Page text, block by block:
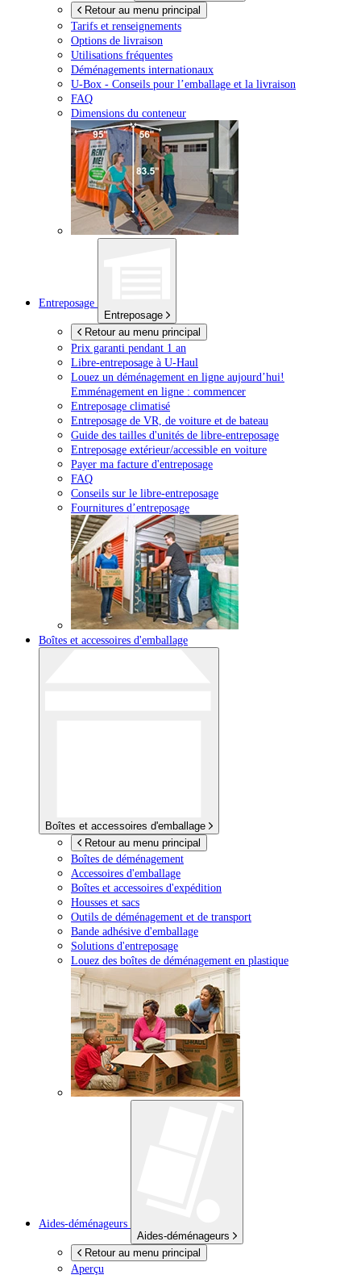
Retour au menu principal
Tarifs et renseignements
Options de livraison
Utilisations fréquentes
Déménagements internationaux
U-Box - Conseils pour l’emballage et la livraison
FAQ
Dimensions du conteneur
Entreposage
Entreposage
Retour au menu principal
Prix garanti pendant 1 an
Libre-entreposage à U-Haul
Louez un déménagement en ligne aujourd’hui!
Emménagement en ligne : commencer
Entreposage climatisé
Entreposage de VR, de voiture et de bateau
Guide des tailles d'unités de libre-entreposage
Entreposage extérieur/accessible en voiture
Payer ma facture d'entreposage
FAQ
Conseils sur le libre-entreposage
Fournitures d’entreposage
Boîtes et accessoires d'emballage
Boîtes et accessoires d'emballage
Retour au menu principal
Boîtes de déménagement
Accessoires d'emballage
Boîtes et accessoires d'expédition
Housses et sacs
Outils de déménagement et de transport
Bande adhésive d'emballage
Solutions d'entreposage
Louez des boîtes de déménagement en plastique
Aides-déménageurs
Aides-déménageurs
Retour au menu principal
Aperçu